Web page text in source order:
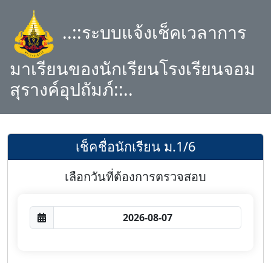
..::ระบบแจ้งเช็คเวลาการ
มาเรียนของนักเรียนโรงเรียนจอม
สุรางค์อุปถัมภ์::..
เช็คชื่อนักเรียน ม.1/6
เลือกวันที่ต้องการตรวจสอบ